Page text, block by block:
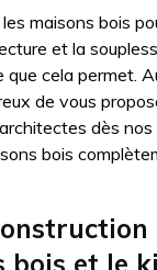
maisons bois
et la
que cela permet.
de vous
dès nos
bois
bois et le